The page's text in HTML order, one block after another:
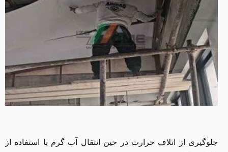
جلوگیری از اتلاف حرارت در حین انتقال آب گرم با استفاده از